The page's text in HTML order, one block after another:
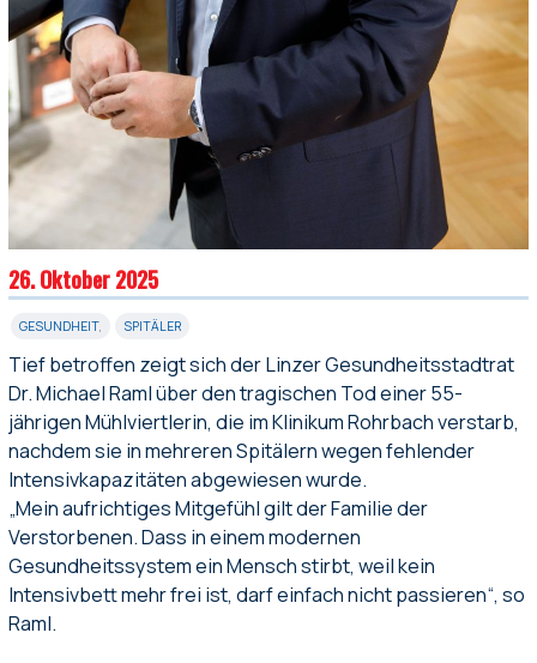
26. Oktober 2025
GESUNDHEIT, SPITÄLER
Tief betroffen zeigt sich der Linzer Gesundheitsstadtrat
Dr. Michael Raml über den tragischen Tod einer 55-
jährigen Mühlviertlerin, die im Klinikum Rohrbach verstarb,
nachdem sie in mehreren Spitälern wegen fehlender
Intensivkapazitäten abgewiesen wurde.
„Mein aufrichtiges Mitgefühl gilt der Familie der
Verstorbenen. Dass in einem modernen
Gesundheitssystem ein Mensch stirbt, weil kein
Intensivbett mehr frei ist, darf einfach nicht passieren“, so
Raml.